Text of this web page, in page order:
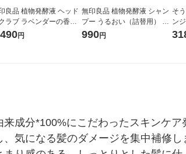
良品 植物発酵液 ヘッド
ラブ ラベンダーの香り
０ｇ 良品計画
円
無印良品 植物発酵液 シャン
プー うるおい（詰替用） ３
４０ｍＬ 良品計画
990円
そ
ン
洗
成分*100%にこだわったスキンケ
、気になる髪のダメージを集中補修